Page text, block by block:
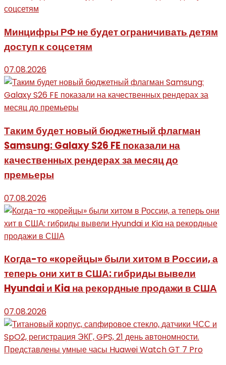
Минцифры РФ не будет ограничивать детям
доступ к соцсетям
07.08.2026
Таким будет новый бюджетный флагман
Samsung: Galaxy S26 FE показали на
качественных рендерах за месяц до
премьеры
07.08.2026
Когда-то «корейцы» были хитом в России, а
теперь они хит в США: гибриды вывели
Hyundai и Kia на рекордные продажи в США
07.08.2026